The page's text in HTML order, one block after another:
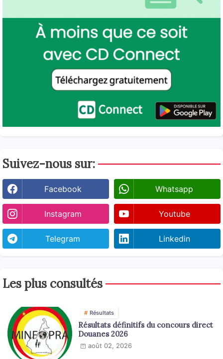
Suivez-nous sur:
Facebook Whatsapp
Instagram Youtube
Telegram Linkedin
Les plus consultés
Résultats
Résultats définitifs du concours direct
Douanes 2026
août 02, 2026